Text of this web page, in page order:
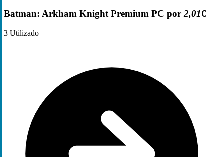
Batman: Arkham Knight Premium PC por2,01€
3 Utilizado